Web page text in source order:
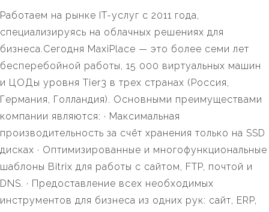
Работаем на рынке IT-услуг с 2011 года,
специализируясь на облачных решениях для
бизнеса.Сегодня MaxiPlace — это более семи лет
бесперебойной работы, 15 000 виртуальных машин
и ЦОДы уровня Tier3 в трех странах (Россия,
Германия, Голландия). Основными преимуществами
компании являются: · Максимальная
производительность за счёт хранения только на SSD
дисках · Оптимизированные и многофункциональные
шаблоны Bitrix для работы с сайтом, FTP, почтой и
DNS. · Предоставление всех необходимых
инструментов для бизнеса из одних рук: сайт, ERP,